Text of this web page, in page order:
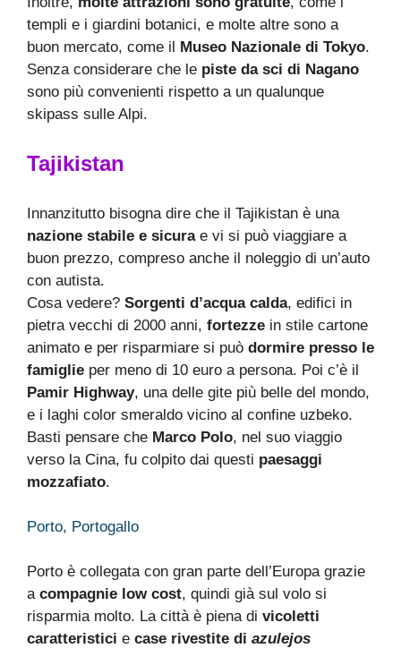
templi e i giardini botanici, e molte altre sono a
buon mercato, come il Museo Nazionale di Tokyo.
Senza considerare che le piste da sci di Nagano
sono più convenienti rispetto a un qualunque
skipass sulle Alpi.
Tajikistan
Innanzitutto bisogna dire che il Tajikistan è una
nazione stabile e sicurae vi si può viaggiare a
buon prezzo, compreso anche il noleggio di un’auto
con autista.
Cosa vedere? Sorgenti d’acqua calda, edifici in
pietra vecchi di 2000 anni, fortezze in stile cartone
animato e per risparmiare si può dormire presso le
famiglie per meno di 10 euro a persona. Poi c’è il
Pamir Highway, una delle gite più belle del mondo,
e i laghi color smeraldo vicino al confine uzbeko.
Basti pensare che Marco Polo, nel suo viaggio
verso la Cina, fu colpito dai questi paesaggi
mozzafiato.
Porto, Portogallo
Porto è collegata con gran parte dell’Europa grazie
a compagnie low cost, quindi già sul volo si
risparmia molto. La città è piena di vicoletti
caratteristici e case rivestite di azulejos